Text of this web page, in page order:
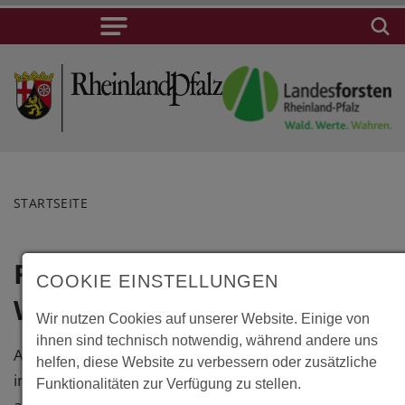
STARTSEITE
Freudenstadt,
Waldgeschichtspfad
Auf 8,5 km Länge vermittelt der
im Freudenstädter Stadtwald
Freudenstadt,
Parkplatz
Teuchelweg
COOKIE EINSTELLUNGEN
Wir nutzen Cookies auf unserer Website. Einige von
ihnen sind technisch notwendig, während andere uns
helfen, diese Website zu verbessern oder zusätzliche
Funktionalitäten zur Verfügung zu stellen.